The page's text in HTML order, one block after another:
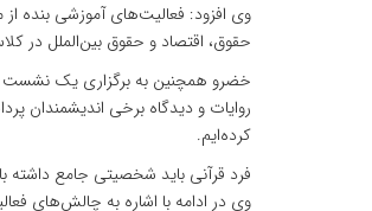
وی افزود: فعالیت‌های آموزشی بنده
حقوق، اقتصاد و حقوق بین‌الملل در
روایات و دیدگاه برخی اندیشمندان
کرده‌ایم.
فرد قرآنی باید شخصیتی جامع داشته
وی در ادامه با اشاره به چالش‌های